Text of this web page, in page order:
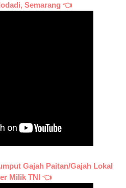
Semarang 👈
Gajah Paitan/Gajah Lokal
Milik TNI 👈